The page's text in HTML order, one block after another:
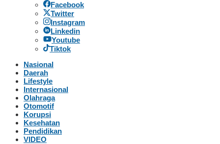
Facebook
Twitter
Instagram
Linkedin
Youtube
Tiktok
Nasional
Daerah
Lifestyle
Internasional
Olahraga
Otomotif
Korupsi
Kesehatan
Pendidikan
VIDEO